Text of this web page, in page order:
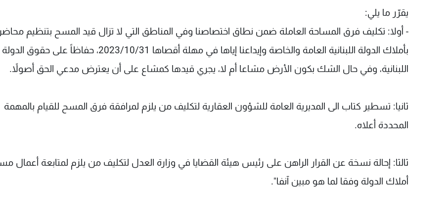
يقرّر ما يلي:
- أولا: تكليف فرق المساحة العاملة ضمن نطاق اختصاصنا وفي المناطق التي لا تزال قيد المسح بتنظيم
بأملاك الدولة اللبنانية العامة والخاصة وإيداعنا إياها في مهلة أقصاها 2023/10/31، حفاظاً على حقوق الدولة
اللبنانية، وفي حال الشك بكون الأرض مشاعا أم لا، يجري قيدها كمشاع على أن يعترض مدعي الحق أصولاً.
ثانيا: تسطير كتاب الى المديرية العامة للشؤون العقارية لتكليف من يلزم لمرافقة فرق المسح للقيام بالمهمة
المحددة أعلاه.
ثالثا: إحالة نسخة عن القرار الراهن على رئيس هيئة القضايا في وزارة العدل لتكليف من يلزم لمتابعة أعمال
أملاك الدولة وفقا لما هو مبين آنفا".